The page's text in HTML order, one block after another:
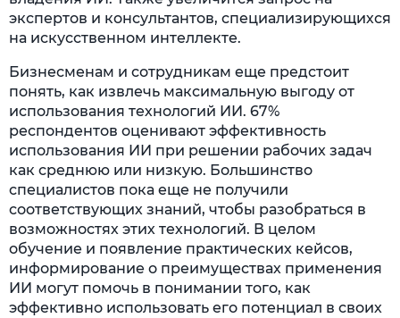
экспертов и консультантов, специализирующихся
на искусственном интеллекте.
Бизнесменам и сотрудникам еще предстоит
понять, как извлечь максимальную выгоду от
использования технологий ИИ. 67%
респондентов оценивают эффективность
использования ИИ при решении рабочих задач
как среднюю или низкую. Большинство
специалистов пока еще не получили
соответствующих знаний, чтобы разобраться в
возможностях этих технологий. В целом
обучение и появление практических кейсов,
информирование о преимуществах применения
ИИ могут помочь в понимании того, как
эффективно использовать его потенциал в своих